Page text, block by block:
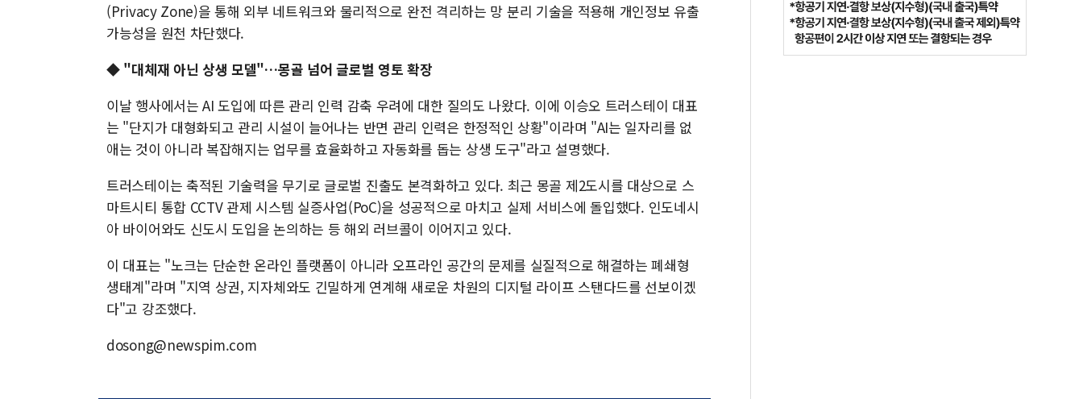
(Privacy Zone)을 통해 외부 네트워크와 물리적으로 완전 격리하는 망 분리 기술을 적용해 개인정보 유출
가능성을 원천 차단했다.
◆ "대체재 아닌 상생 모델"…몽골 넘어 글로벌 영토 확장
이날 행사에서는 AI 도입에 따른 관리 인력 감축 우려에 대한 질의도 나왔다. 이에 이승오 트러스테이 대표
는 "단지가 대형화되고 관리 시설이 늘어나는 반면 관리 인력은 한정적인 상황"이라며 "AI는 일자리를 없
애는 것이 아니라 복잡해지는 업무를 효율화하고 자동화를 돕는 상생 도구"라고 설명했다.
트러스테이는 축적된 기술력을 무기로 글로벌 진출도 본격화하고 있다. 최근 몽골 제2도시를 대상으로 스
마트시티 통합 CCTV 관제 시스템 실증사업(PoC)을 성공적으로 마치고 실제 서비스에 돌입했다. 인도네시
아 바이어와도 신도시 도입을 논의하는 등 해외 러브콜이 이어지고 있다.
이 대표는 "노크는 단순한 온라인 플랫폼이 아니라 오프라인 공간의 문제를 실질적으로 해결하는 폐쇄형
생태계"라며 "지역 상권, 지자체와도 긴밀하게 연계해 새로운 차원의 디지털 라이프 스탠다드를 선보이겠
다"고 강조했다.
dosong@newspim.com